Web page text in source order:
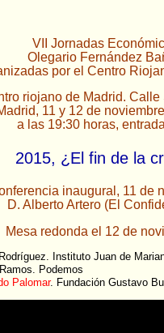
VII Jornadas
Olegario Fernández
por el Centro
riojano de Madrid. Calle
11 y 12 de
a las 19:30 horas,
2015, ¿El fin de la
inaugural, 11 de
D. Alberto Artero (El
Mesa redonda el 12 de
Instituto Juan de
Podemos
Palomar. Fundación Gustavo